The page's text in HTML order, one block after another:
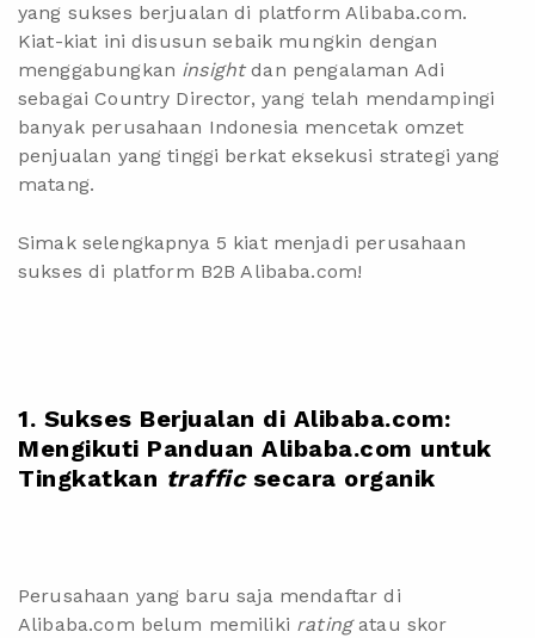
yang sukses berjualan di platform Alibaba.com.
Kiat-kiat ini disusun sebaik mungkin dengan
menggabungkan insightdan pengalaman Adi
sebagai Country Director, yang telah mendampingi
banyak perusahaan Indonesia mencetak omzet
penjualan yang tinggi berkat eksekusi strategi yang
matang.
Simak selengkapnya 5 kiat menjadi perusahaan
sukses di platform B2B Alibaba.com!
1. Sukses Berjualan di Alibaba.com:
Mengikuti Panduan Alibaba.com untuk
Tingkatkan traffic secara organik
Perusahaan yang baru saja mendaftar di
Alibaba.com belum memiliki ratingatau skor